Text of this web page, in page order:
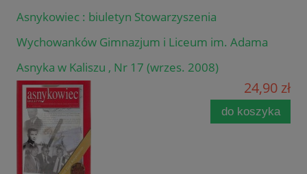
Asnykowiec : biuletyn Stowarzyszenia
Wychowanków Gimnazjum i Liceum im. Adama
Asnyka w Kaliszu , Nr 17 (wrzes. 2008)
24,90 zł
do koszyka